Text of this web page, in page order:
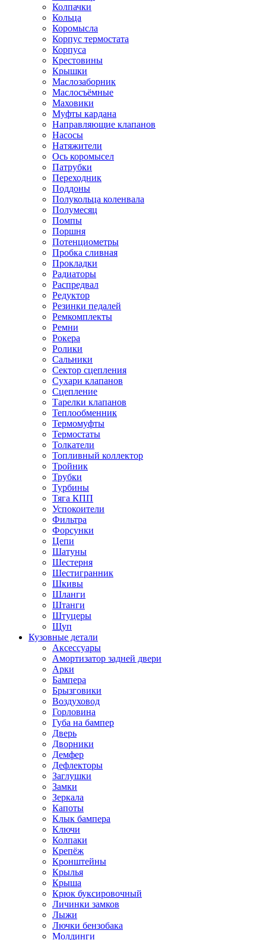
Колпачки
Кольца
Коромысла
Корпус термостата
Корпуса
Крестовины
Крышки
Маслозаборник
Маслосъёмные
Маховики
Муфты кардана
Направляющие клапанов
Насосы
Натяжители
Ось коромысел
Патрубки
Переходник
Поддоны
Полукольца коленвала
Полумесяц
Помпы
Поршня
Потенциометры
Пробка сливная
Прокладки
Радиаторы
Распредвал
Редуктор
Резинки педалей
Ремкомплекты
Ремни
Рокера
Ролики
Сальники
Сектор сцепления
Сухари клапанов
Сцепление
Тарелки клапанов
Теплообменник
Термомуфты
Термостаты
Толкатели
Топливный коллектор
Тройник
Трубки
Турбины
Тяга КПП
Успокоители
Фильтра
Форсунки
Цепи
Шатуны
Шестерня
Шестигранник
Шкивы
Шланги
Штанги
Штуцеры
Щуп
Кузовные детали
Аксессуары
Амортизатор задней двери
Арки
Бампера
Брызговики
Воздуховод
Горловина
Губа на бампер
Дверь
Дворники
Демфер
Дефлекторы
Заглушки
Замки
Зеркала
Капоты
Клык бампера
Ключи
Колпаки
Крепёж
Кронштейны
Крылья
Крыша
Крюк буксировочный
Личинки замков
Лыжи
Лючки бензобака
Молдинги